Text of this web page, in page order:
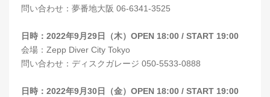
問い合わせ：夢番地大阪 06-6341-3525
日時：2022年9月29日（木）OPEN 18:00 / START 19:00
会場：Zepp Diver City Tokyo
問い合わせ：ディスクガレージ 050-5533-0888
日時：2022年9月30日（金）OPEN 18:00 / START 19:00